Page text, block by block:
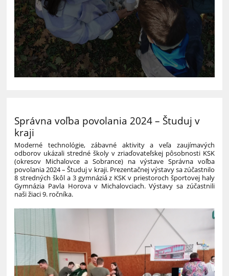
Správna voľba povolania 2024 – Študuj v
kraji
Moderné technológie, zábavné aktivity a veľa zaujímavých
odborov ukázali stredné školy v zriaďovateľskej pôsobnosti KSK
(okresov Michalovce a Sobrance) na výstave Správna voľba
povolania 2024 – Študuj v kraji. Prezentačnej výstavy sa zúčastnilo
8 stredných škôl a 3 gymnáziá z KSK v priestoroch športovej haly
Gymnázia Pavla Horova v Michalovciach. Výstavy sa zúčastnili
naši žiaci 9. ročníka.